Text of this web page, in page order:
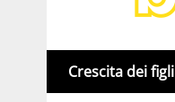
Crescita dei figli